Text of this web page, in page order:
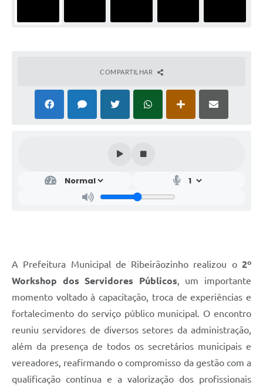
COMPARTILHAR
A Prefeitura Municipal de Ribeirãozinho realizou o 2º
Workshop dos Servidores Públicos, um importante
momento voltado à capacitação, troca de experiências e
fortalecimento do serviço público municipal. O encontro
reuniu servidores de diversos setores da administração,
além da presença de todos os secretários municipais e
vereadores, reafirmando o compromisso da gestão com a
qualificação contínua e a valorização dos profissionais